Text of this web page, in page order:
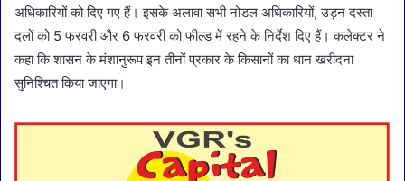
अधिकारियों को दिए गए हैं। इसके अलावा सभी नोडल अधिकारियों, उड़न दस्ता
दलों को 5 फरवरी और 6 फरवरी को फील्ड में रहने के निर्देश दिए हैं। कलेक्टर ने
कहा कि शासन के मंशानुरूप इन तीनों प्रकार के किसानों का धान खरीदना
सुनिश्चित किया जाएगा।